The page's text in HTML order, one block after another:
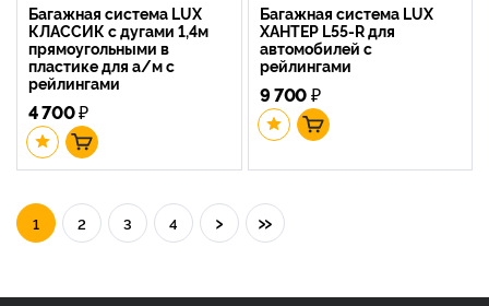
Багажная система LUX
КЛАССИК с дугами 1,4м
прямоугольными в
пластике для а/м с
рейлингами
4 700₽
Багажная система LUX
ХАНТЕР L55-R для
автомобилей с
рейлингами
9 700₽
1 2 3 4 › »